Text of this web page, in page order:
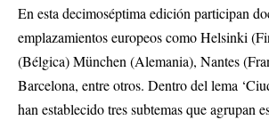
En esta decimoséptima edición participan
emplazamientos europeos como Helsinki
(Bélgica) München (Alemania), Nantes
Barcelona, entre otros. Dentro del lema
han establecido tres subtemas que agrupan